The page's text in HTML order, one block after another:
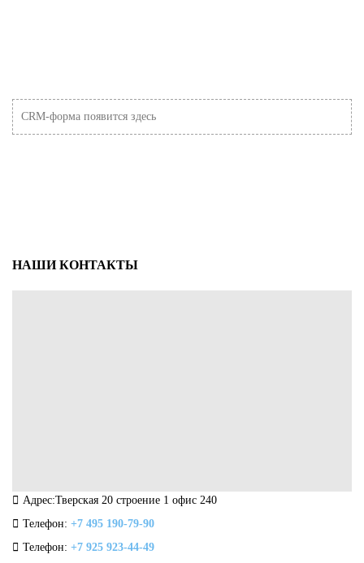
CRM-форма появится здесь
НАШИ КОНТАКТЫ
Адрес:Тверская 20 строение 1 офис 240
Телефон: +7 495 190-79-90
Телефон: +7 925 923-44-49